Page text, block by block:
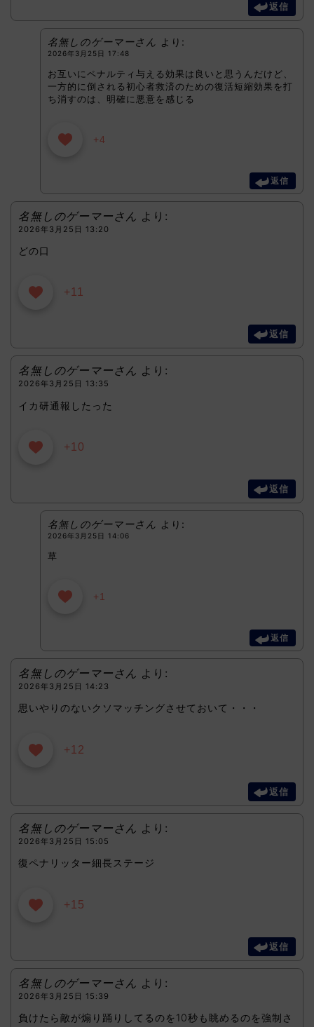
返信
名無しのゲーマーさん より:
2026年3月25日 17:48
お互いにペナルティ与える効果は良いと思うんだけど、
一方的に倒される初心者救済のための復活短縮効果を打
ち消すのは、明確に悪意を感じる
+4
返信
名無しのゲーマーさん より:
2026年3月25日 13:20
どの口
+11
返信
名無しのゲーマーさん より:
2026年3月25日 13:35
イカ研通報したった
+10
返信
名無しのゲーマーさん より:
2026年3月25日 14:06
草
+1
返信
名無しのゲーマーさん より:
2026年3月25日 14:23
思いやりのないクソマッチングさせておいて・・・
+12
返信
名無しのゲーマーさん より:
2026年3月25日 15:05
復ペナリッター細長ステージ
+15
返信
名無しのゲーマーさん より:
2026年3月25日 15:39
負けたら敵が煽り踊りしてるのを10秒も眺めるのを強制さ